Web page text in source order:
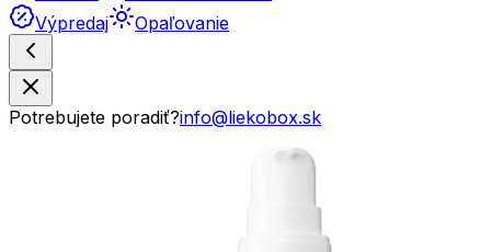
Výpredaj
Opaľovanie
Potrebujete poradiť?info@liekobox.sk